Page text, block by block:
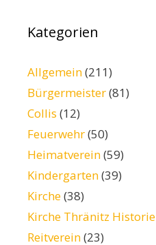
Kategorien
Allgemein(211)
Bürgermeister(81)
Collis (12)
Feuerwehr(50)
Heimatverein(59)
Kindergarten(39)
Kirche(38)
Kirche Thränitz Historie
Reitverein(23)